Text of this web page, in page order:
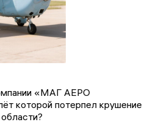
«МАГ АЕРО
которой потерпел крушение